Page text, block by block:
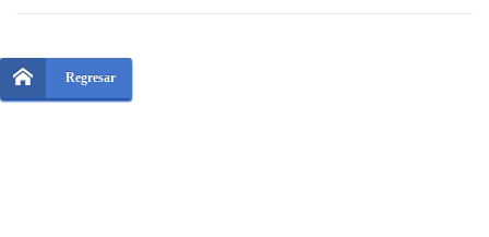
Regresar